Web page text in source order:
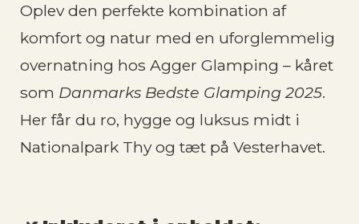
Oplev den perfekte kombination af
komfort og natur med en uforglemmelig
overnatning hos Agger Glamping – kåret
som Danmarks Bedste Glamping 2025.
Her får du ro, hygge og luksus midt i
Nationalpark Thy og tæt på Vesterhavet.